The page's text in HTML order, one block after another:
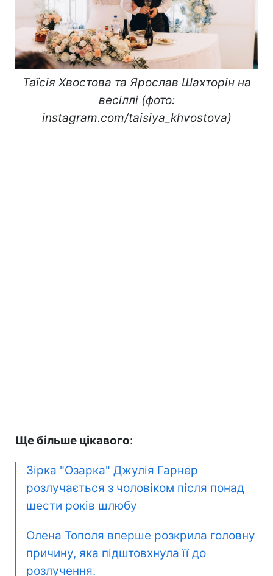
Таїсія Хвостова та Ярослав Шахторін на
весіллі (фото:
instagram.com/taisiya_khvostova)
Ще більше цікавого:
Зірка "Озарка" Джулія Гарнер
розлучається з чоловіком після понад
шести років шлюбу
Олена Тополя вперше розкрила головну
причину, яка підштовхнула її до
розлучення.